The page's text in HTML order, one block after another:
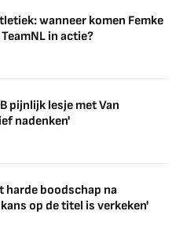
wanneer komen Femke
in actie?
pijnlijk lesje met Van
nadenken'
harde boodschap na
op de titel is verkeken'